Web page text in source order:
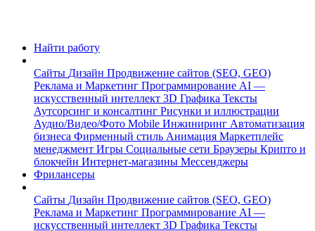
Найти работу
Сайты Дизайн Продвижение сайтов (SEO, GEO)
Реклама и Маркетинг Программирование AI —
искусственный интеллект 3D Графика Тексты
Аутсорсинг и консалтинг Рисунки и иллюстрации
Аудио/Видео/Фото Mobile Инжиниринг Автоматизация
бизнеса Фирменный стиль Анимация Маркетплейс
менеджмент Игры Социальные сети Браузеры Крипто и
блокчейн Интернет-магазины Мессенджеры
Фрилансеры
Сайты Дизайн Продвижение сайтов (SEO, GEO)
Реклама и Маркетинг Программирование AI —
искусственный интеллект 3D Графика Тексты